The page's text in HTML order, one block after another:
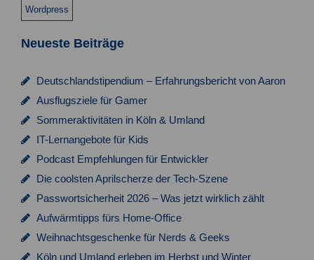
Wordpress
Neueste Beiträge
Deutschlandstipendium – Erfahrungsbericht von Aaron
Ausflugsziele für Gamer
Sommeraktivitäten in Köln & Umland
IT-Lernangebote für Kids
Podcast Empfehlungen für Entwickler
Die coolsten Aprilscherze der Tech-Szene
Passwortsicherheit 2026 – Was jetzt wirklich zählt
Aufwärmtipps fürs Home-Office
Weihnachtsgeschenke für Nerds & Geeks
Köln und Umland erleben im Herbst und Winter